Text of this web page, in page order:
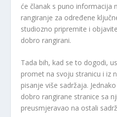
će članak s puno informacija
rangiranje za određene
studiozno pripremite i
dobro rangirani.
Tada bih, kad se to dogodi,
promet na svoju stranicu i iz
pisanje više sadržaja.
dobro rangirane stranice sa
preusmjeravao na ostali